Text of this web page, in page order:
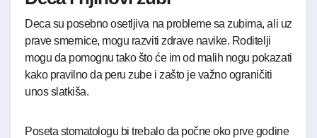
Deca su posebno osetljiva na probleme sa zubima, ali uz
prave smernice, mogu razviti zdrave navike. Roditelji
mogu da pomognu tako što će im od malih nogu pokazati
kako pravilno da peru zube i zašto je važno ograničiti
unos slatkiša.
Poseta stomatologu bi trebalo da počne oko prve godine